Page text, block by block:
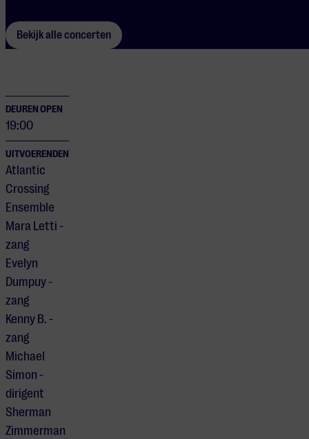
Bekijk alle concerten
DEUREN OPEN
19:00
UITVOERENDEN
Atlantic
Crossing
Ensemble
Mara Letti -
zang
Evelyn
Dumpuy -
zang
Kenny B. -
zang
Michael
Simon -
dirigent
Sherman
Zimmerman